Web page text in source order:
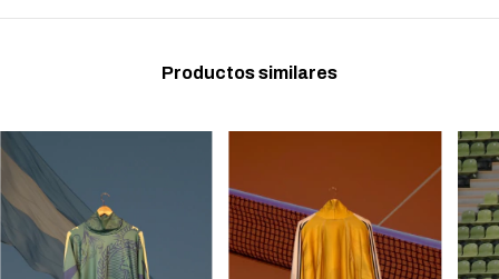
Productos similares